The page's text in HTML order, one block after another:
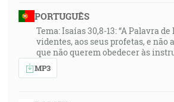
PORTUGUÊS
Tema: Isaías 30,8-13: “A Palavra
videntes, aos seus profetas, e não
que não querem obedecer às
MP3